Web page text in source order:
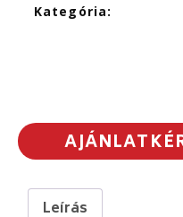
Kategória:
Leírás